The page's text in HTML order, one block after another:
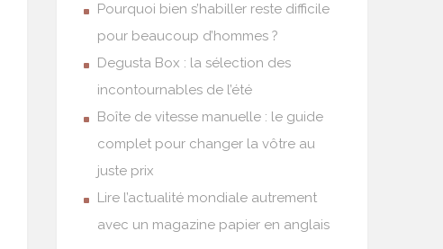
Pourquoi bien s’habiller reste difficile
pour beaucoup d’hommes ?
Degusta Box : la sélection des
incontournables de l’été
Boîte de vitesse manuelle : le guide
complet pour changer la vôtre au
juste prix
Lire l’actualité mondiale autrement
avec un magazine papier en anglais